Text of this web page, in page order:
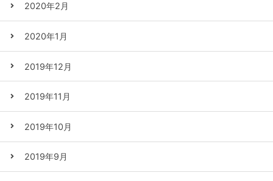
2020年2月
2020年1月
2019年12月
2019年11月
2019年10月
2019年9月